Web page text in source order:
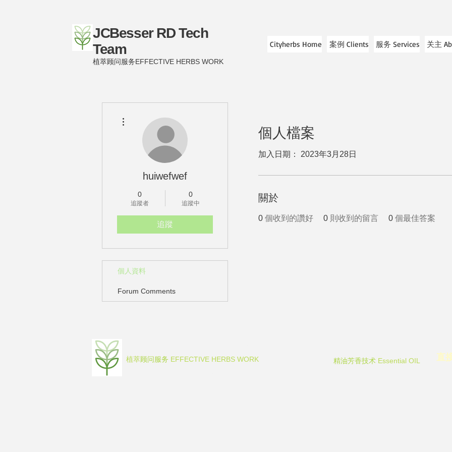
JCBesser RD Tech
Team
植萃顾问服务EFFECTIVE HERBS WORK
Cityherbs Home 案例 Clients 服务 Services 关主
個人檔案
加入日期： 2023年3月28日
關於
0 個收到的讚好 0 則收到的留言 0 個最佳答案
huiwefwef
0
追蹤者
0
追蹤中
追蹤
個人資料
Forum Comments
植萃顾问服务 EFFECTIVE HERBS WORK 精油芳香技术 Essential OIL 直